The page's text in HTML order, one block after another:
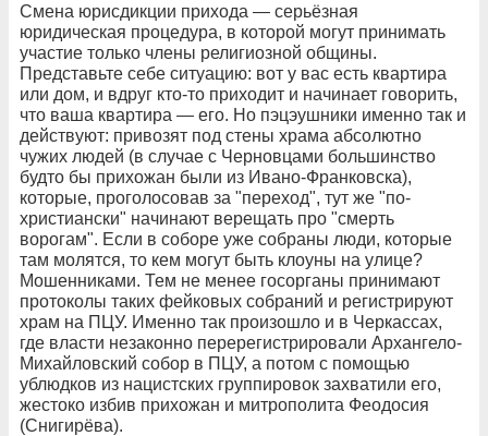
Смена юрисдикции прихода — серьёзная
юридическая процедура, в которой могут принимать
участие только члены религиозной общины.
Представьте себе ситуацию: вот у вас есть квартира
или дом, и вдруг кто-то приходит и начинает говорить,
что ваша квартира — его. Но пэцэушники именно так и
действуют: привозят под стены храма абсолютно
чужих людей (в случае с Черновцами большинство
будто бы прихожан были из Ивано-Франковска),
которые, проголосовав за "переход", тут же "по-
христиански" начинают верещать про "смерть
ворогам". Если в соборе уже собраны люди, которые
там молятся, то кем могут быть клоуны на улице?
Мошенниками. Тем не менее госорганы принимают
протоколы таких фейковых собраний и регистрируют
храм на ПЦУ. Именно так произошло и в Черкассах,
где власти незаконно перерегистрировали Архангело-
Михайловский собор в ПЦУ, а потом с помощью
ублюдков из нацистских группировок захватили его,
жестоко избив прихожан и митрополита Феодосия
(Снигирёва).